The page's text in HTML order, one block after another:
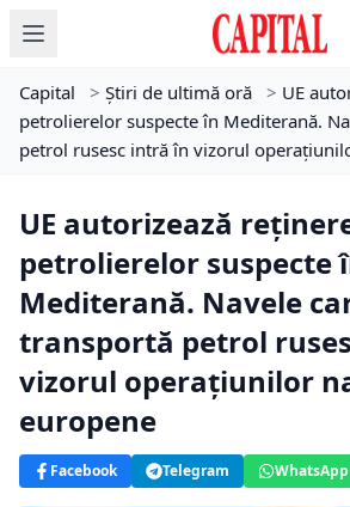
Capital > Știri de ultimă oră > UE
petrolierelor suspecte în Mediterană.
petrol rusesc intră în vizorul
UE autorizează
petrolierelor suspecte
Mediterană. Navele
transportă petrol
vizorul operațiunilor
europene
Facebook Telegram WhatsApp